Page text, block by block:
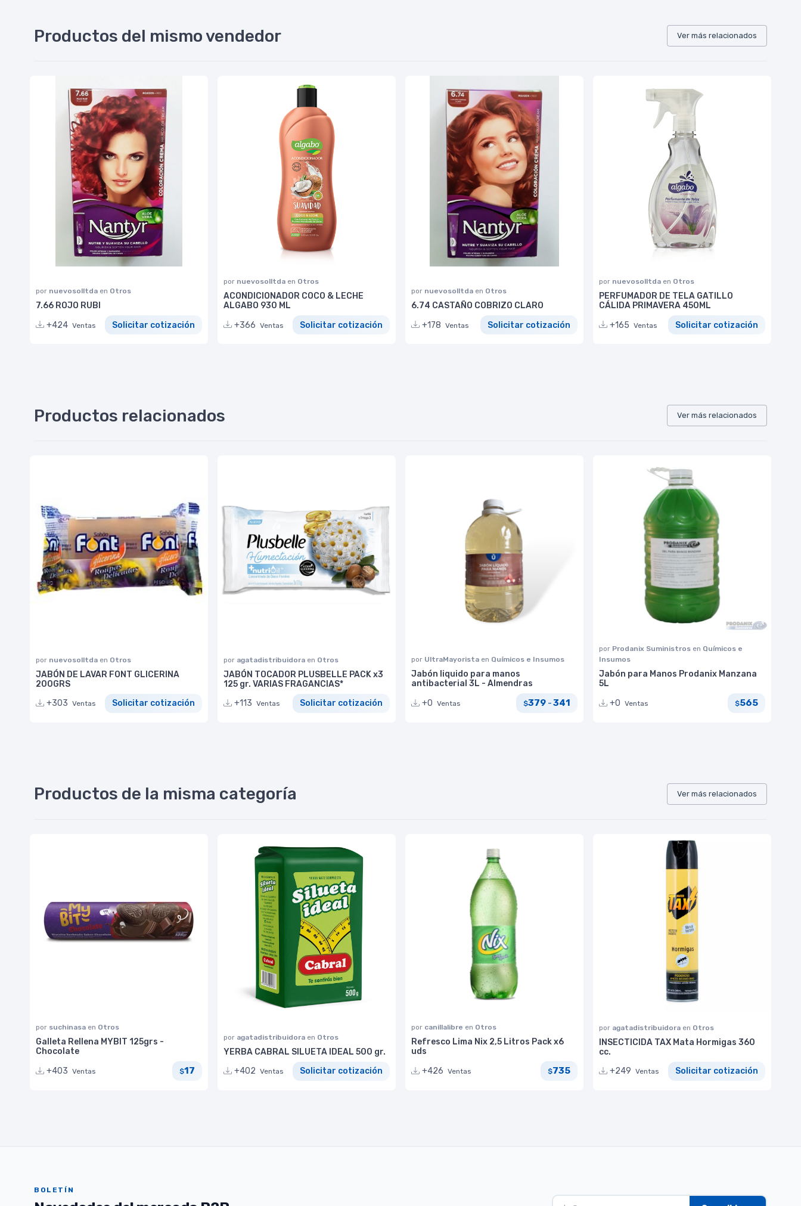
Productos del mismo vendedor Ver más relacionados
por nuevosolltda en Otros
7.66 ROJO RUBI
+424 Ventas Solicitar cotización
por nuevosolltda en Otros
ACONDICIONADOR COCO & LECHE
ALGABO 930 ML
+366 Ventas Solicitar cotización
por nuevosolltda en Otros
6.74 CASTAÑO COBRIZO CLARO
+178 Ventas Solicitar cotización
por nuevosolltda en Otros
PERFUMADOR DE TELA GATILLO
CÁLIDA PRIMAVERA 450ML
+165 Ventas Solicitar cotización
Productos relacionados Ver más relacionados
por nuevosolltda en Otros
JABÓN DE LAVAR FONT GLICERINA
200GRS
+303 Ventas Solicitar cotización
por agatadistribuidora en Otros
JABÓN TOCADOR PLUSBELLE PACK x3
125 gr. VARIAS FRAGANCIAS*
+113 Ventas Solicitar cotización
por UltraMayorista en Químicos e Insumos
Jabón liquido para manos
antibacterial 3L - Almendras
+0 Ventas $379 -341
por Prodanix Suministros en Químicos e
Insumos
Jabón para Manos Prodanix Manzana
5L
+0 Ventas $565
Productos de la misma categoría Ver más relacionados
por suchinasa en Otros
Galleta Rellena MYBIT 125grs -
Chocolate
+403 Ventas $17
por agatadistribuidora en Otros
YERBA CABRAL SILUETA IDEAL 500 gr.
+402 Ventas Solicitar cotización
por canillalibre en Otros
Refresco Lima Nix 2,5 Litros Pack x6
uds
+426 Ventas $735
por agatadistribuidora en Otros
INSECTICIDA TAX Mata Hormigas 360
cc.
+249 Ventas Solicitar cotización
BOLETÍN